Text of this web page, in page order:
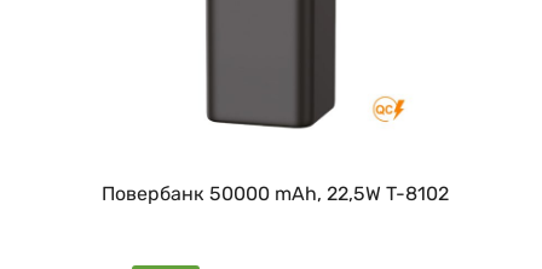
Повербанк 50000 mAh, 22,5W T-8102